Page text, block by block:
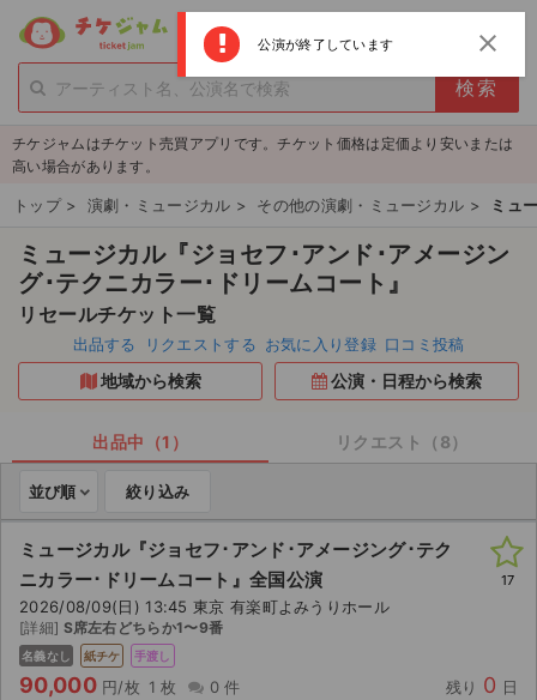
menu
person_add 新規会員登録
チケットを探す
新着チケット
値下げしたチケット
都道府県からチケットを探す
もうすぐ開催のチケット
ライブ・コンサート（海外）
イベント
スポーツ
チケジャムはチケット売買アプリです。チケット価格は定価より安いまたは
高い場合があります。
トップ > 演劇・ミュージカル > その他の演劇・ミュージカル > ミュ
公演が終了しています close
ミュージカル『ジョセフ･アンド･アメージン
グ･テクニカラー･ドリームコート』
リセールチケット一覧
出品する リクエストする お気に入り登録 口コミ投稿
地域から検索 公演・日程から検索
出品中（1） リクエスト（8）
並び順 絞り込み
ミュージカル『ジョセフ･アンド･アメージング･テク
ニカラー･ドリームコート』全国公演
2026/08/09(日) 13:45 東京 有楽町よみうりホール
[詳細] S席左右どちらか1〜9番
名義なし 紙チケ 手渡し
90,000 円/枚 1 枚 0 件 残り 0 日
17